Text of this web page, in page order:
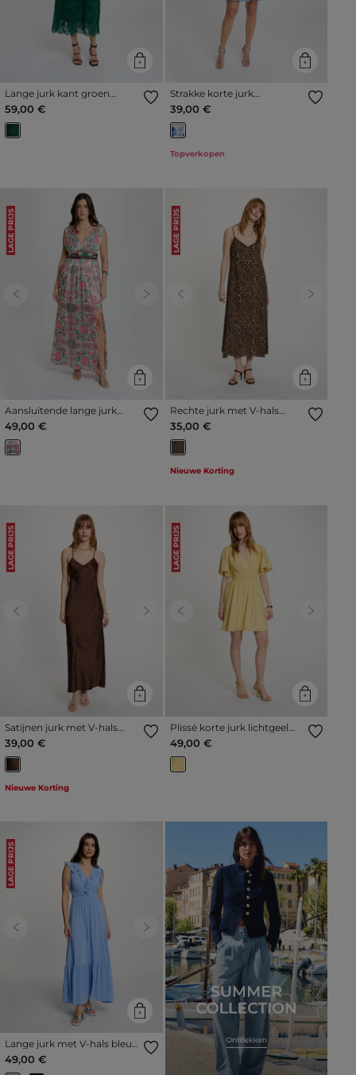
Lange jurk kant groen
vrouw
59,00 €
Strakke korte jurk
meerkleurig vrouw
39,00 €
Topverkopen
LAGE PRIJS
Previous Next
Aansluitende lange jurk
meerkleurig vrouw
49,00 €
LAGE PRIJS
Previous Next
Rechte jurk met V-hals
meerkleurig vrouw
35,00 €
Nieuwe Korting
LAGE PRIJS
Previous Next
Satijnen jurk met V-hals
meerkleurig vrouw
39,00 €
Nieuwe Korting
LAGE PRIJS
Previous Next
Plissé korte jurk lichtgeel
vrouw
49,00 €
LAGE PRIJS
Previous Next
Lange jurk met V-hals bleu
lavande vrouw
49,00 €